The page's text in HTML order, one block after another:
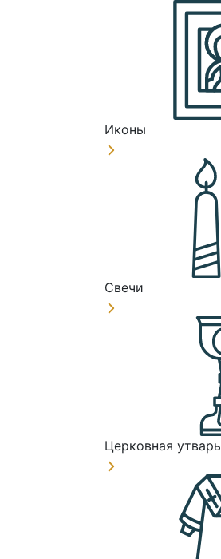
Иконы
Свечи
Церковная утварь